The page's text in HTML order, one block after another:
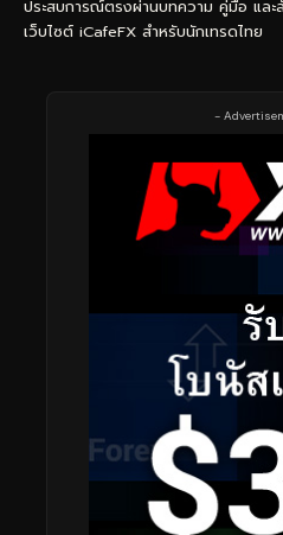
ประสบการณ์ตรงผ่านบทความ คู่มือ แล
เว็บไซต์ iCafeFX สำหรับนักเทรดไทย
-